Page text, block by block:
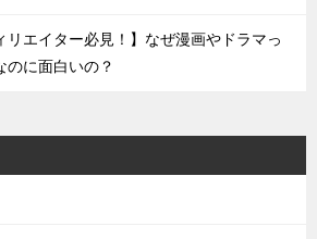
リエイター必見！】なぜ漫画やドラマっ
のに面白いの？